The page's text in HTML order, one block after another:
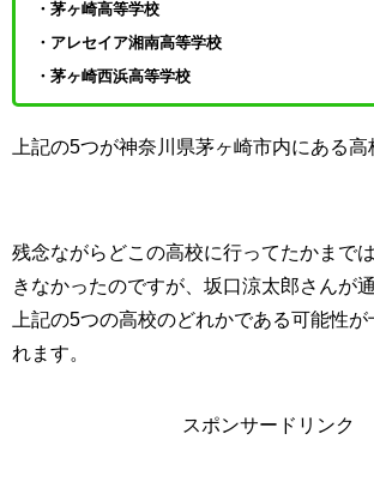
・茅ヶ崎高等学校
・アレセイア湘南高等学校
・茅ヶ崎西浜高等学校
上記の5つが神奈川県茅ヶ崎市内にある高
残念ながらどこの高校に行ってたかまで
きなかったのですが、坂口涼太郎さんが
上記の5つの高校のどれかである可能性
れます。
スポンサードリンク